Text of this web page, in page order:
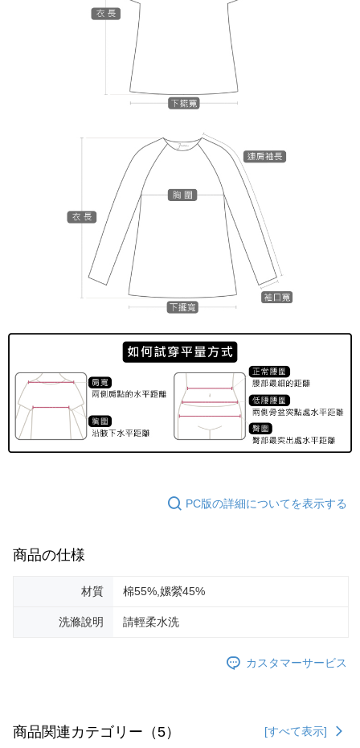
PC版の詳細についてを表示する
商品の仕様
材質 棉55%,嫘縈45%
洗滌說明 請輕柔水洗
カスタマーサービス
商品関連カテゴリー（5） [すべて表示]